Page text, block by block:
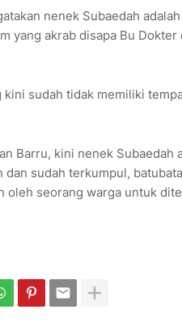
nenek Subaedah
yang akrab disapa Bu
sudah tidak memiliki
Barru, kini nenek
dan sudah terkumpul,
oleh seorang warga untuk